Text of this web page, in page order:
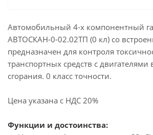
Автомобильный 4-х компонентный
АВТОСКАН-0-02.02ТП (0 кл) со
предназначен для контроля
транспортных средств с двигателями
сгорания. 0 класс точности.
Цена указана с НДС 20%
Функции и достоинства: